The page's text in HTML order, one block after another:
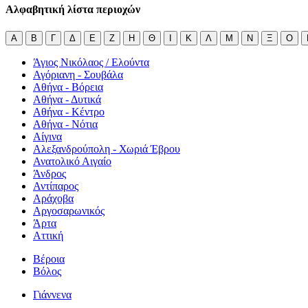
Αλφαβητική λίστα περιοχών
Α Β Γ Δ Ε Ζ Η Θ Ι Κ Λ Μ Ν Ξ Ο
Άγιος Νικόλαος / Ελούντα
Αγόριανη - Σουβάλα
Αθήνα - Βόρεια
Αθήνα - Δυτικά
Αθήνα - Κέντρο
Αθήνα - Νότια
Αίγινα
Αλεξανδρούπολη - Χωριά Έβρου
Ανατολικό Αιγαίο
Άνδρος
Αντίπαρος
Αράχοβα
Αργοσαρωνικός
Άρτα
Αττική
Βέροια
Βόλος
Γιάννενα